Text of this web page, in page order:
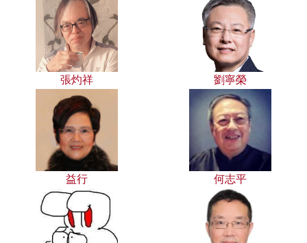
張灼祥 劉寧榮
益行 何志平